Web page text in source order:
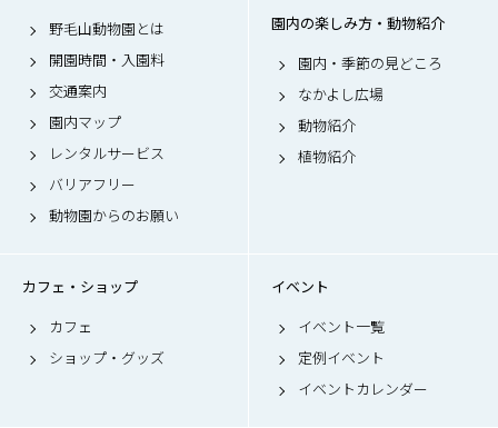
野毛山動物園とは
開園時間・入園料
交通案内
園内マップ
レンタルサービス
バリアフリー
動物園からのお願い
園内の楽しみ方・動物紹介
園内・季節の見どころ
なかよし広場
動物紹介
植物紹介
カフェ・ショップ
カフェ
ショップ・グッズ
イベント
イベント一覧
定例イベント
イベントカレンダー